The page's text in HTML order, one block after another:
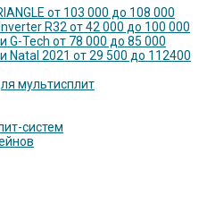
от 103 000 до 108 000
R32 от 42 000 до 100 000
G-Tech от 78 000 до 85 000
Natal 2021 от 29 500 до 112400
мультисплит
систем